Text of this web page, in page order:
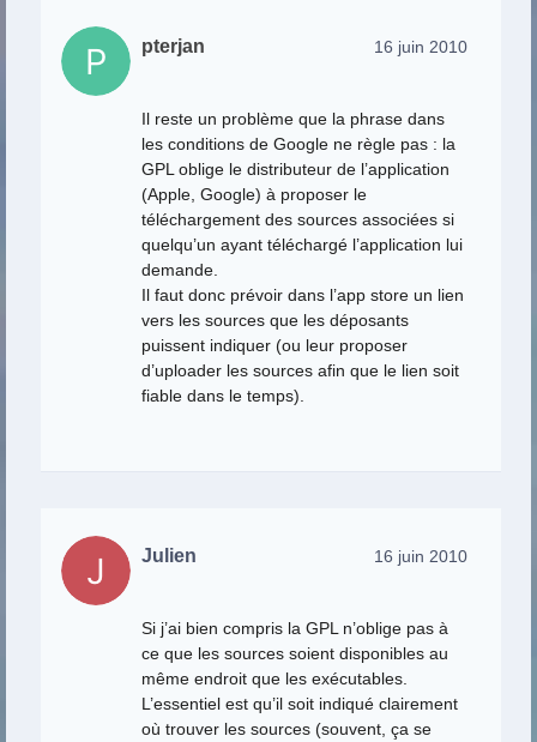
pterjan 16 juin 2010
Il reste un problème que la phrase dans
les conditions de Google ne règle pas : la
GPL oblige le distributeur de l’application
(Apple, Google) à proposer le
téléchargement des sources associées si
quelqu’un ayant téléchargé l’application lui
demande.
Il faut donc prévoir dans l’app store un lien
vers les sources que les déposants
puissent indiquer (ou leur proposer
d’uploader les sources afin que le lien soit
fiable dans le temps).
Julien 16 juin 2010
Si j’ai bien compris la GPL n’oblige pas à
ce que les sources soient disponibles au
même endroit que les exécutables.
L’essentiel est qu’il soit indiqué clairement
où trouver les sources (souvent, ça se